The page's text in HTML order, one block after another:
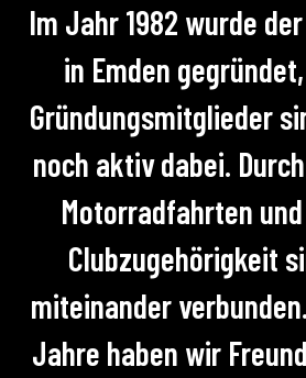
Im Jahr 1982 wurde
in Emden
Gründungsmitglieder
noch aktiv dabei.
Motorradfahrten
Clubzugehörigkeit
miteinander
Jahre haben wir